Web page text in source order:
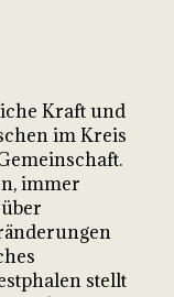
Kraft und
im Kreis
immer
stellt